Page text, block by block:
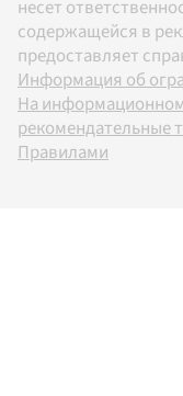
несет
содержащейся в
предоставляет
Информация об
На
рекомендательные
Правилами